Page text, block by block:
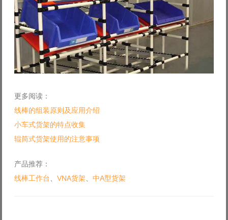
更多阅读：
线棒的组装原则及应用介绍
小车式货架的特点收集
辊筒式货架使用的注意事项
产品推荐：
线棒工作台、 VNA货架、 中A型货架